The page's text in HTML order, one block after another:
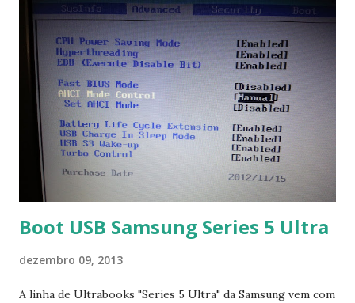
Boot USB Samsung Series 5 Ultra
dezembro 09, 2013
A linha de Ultrabooks "Series 5 Ultra" da Samsung vem com